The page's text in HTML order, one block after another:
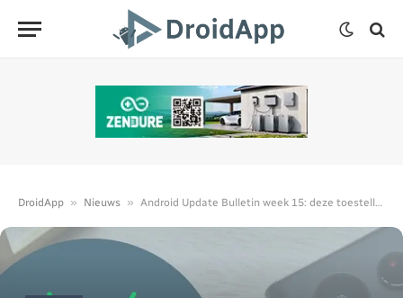
DroidApp » Nieuws » Android Update Bulletin week 15: deze toestellen kregen updates